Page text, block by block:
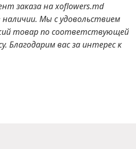
то составляющих
в наличии, мы предложим
на аналоги. Также будьте
– это живой материал,
заказа на xoflowers.md
Мы с удовольствием
товар по соответствующей
Благодарим вас за интерес к